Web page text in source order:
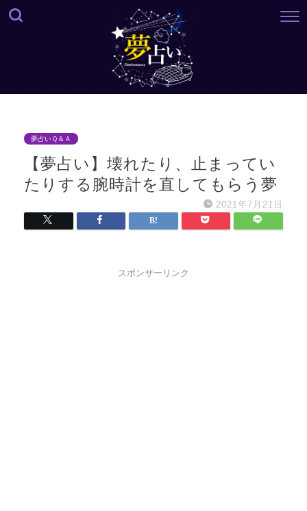
夢占いＱ＆Ａ
【夢占い】壊れたり、止まってい
たりする腕時計を直してもらう夢
2021年7月21日
スポンサーリンク